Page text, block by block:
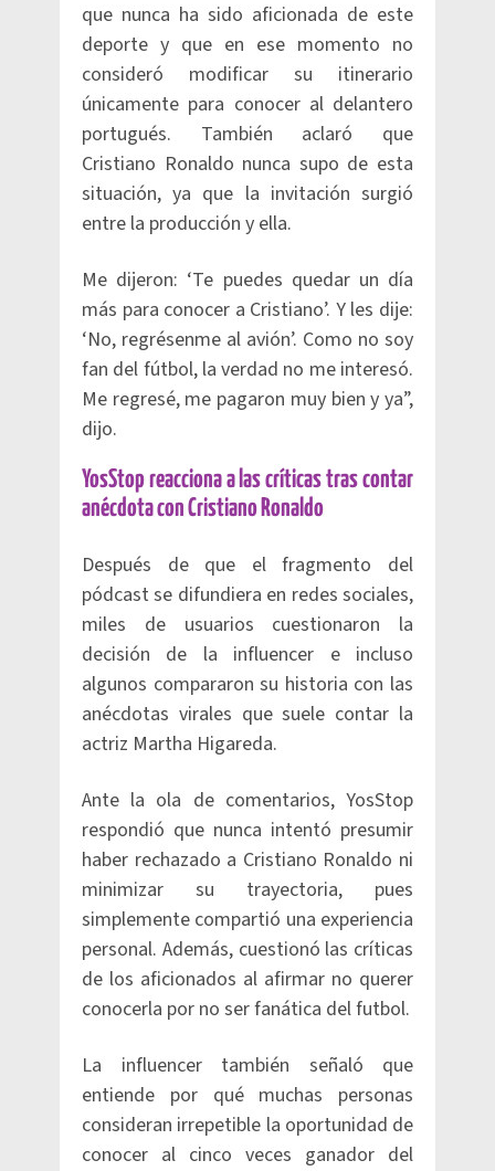
que nunca ha sido aficionada de este
deporte y que en ese momento no
consideró modificar su itinerario
únicamente para conocer al delantero
portugués. También aclaró que
Cristiano Ronaldo nunca supo de esta
situación, ya que la invitación surgió
entre la producción y ella.
Me dijeron: ‘Te puedes quedar un día
más para conocer a Cristiano’. Y les dije:
‘No, regrésenme al avión’. Como no soy
fan del fútbol, la verdad no me interesó.
Me regresé, me pagaron muy bien y ya”,
dijo.
YosStop reacciona a las críticas tras contar
anécdota con Cristiano Ronaldo
Después de que el fragmento del
pódcast se difundiera en redes sociales,
miles de usuarios cuestionaron la
decisión de la influencer e incluso
algunos compararon su historia con las
anécdotas virales que suele contar la
actriz Martha Higareda.
Ante la ola de comentarios, YosStop
respondió que nunca intentó presumir
haber rechazado a Cristiano Ronaldo ni
minimizar su trayectoria, pues
simplemente compartió una experiencia
personal. Además, cuestionó las críticas
de los aficionados al afirmar no querer
conocerla por no ser fanática del futbol.
La influencer también señaló que
entiende por qué muchas personas
consideran irrepetible la oportunidad de
conocer al cinco veces ganador del